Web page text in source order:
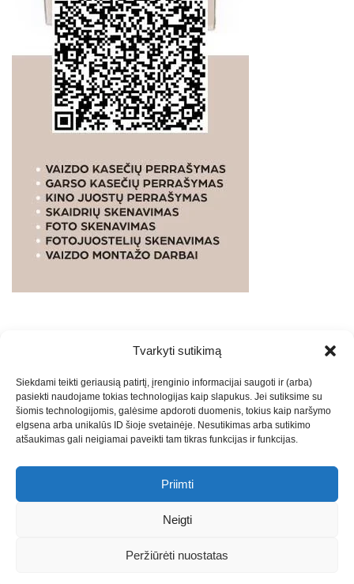
Tvarkyti sutikimą
Siekdami teikti geriausią patirtį, įrenginio informacijai saugoti ir (arba)
pasiekti naudojame tokias technologijas kaip slapukus. Jei sutiksime su
šiomis technologijomis, galėsime apdoroti duomenis, tokius kaip naršymo
elgsena arba unikalūs ID šioje svetainėje. Nesutikimas arba sutikimo
atšaukimas gali neigiamai paveikti tam tikras funkcijas ir funkcijas.
Priimti
Neigti
Peržiūrėti nuostatas
PASLAUGOS. SEO tekstų rašymas, turinio kūrimas,
straipsnių rašymas ir talpinimas į mūsų valdomas
svetaines.2026Armijai.LTTheme: Express News ByAdore
Themes.
Marketingo agentūra -Teisinės
-Saulius Narbutas
Regionų naujienos-